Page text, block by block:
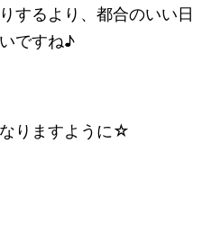
するより、都合のいい日
ですね♪
りますように☆